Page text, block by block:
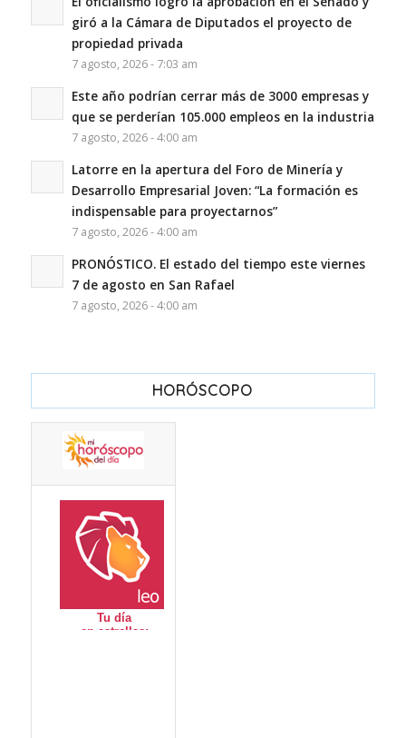
giró a la Cámara de Diputados el proyecto de
propiedad privada
7 agosto, 2026 - 7:03 am
Este año podrían cerrar más de 3000 empresas y
que se perderían 105.000 empleos en la industria
7 agosto, 2026 - 4:00 am
Latorre en la apertura del Foro de Minería y
Desarrollo Empresarial Joven: “La formación es
indispensable para proyectarnos”
7 agosto, 2026 - 4:00 am
PRONÓSTICO. El estado del tiempo este viernes
7 de agosto en San Rafael
7 agosto, 2026 - 4:00 am
HORÓSCOPO